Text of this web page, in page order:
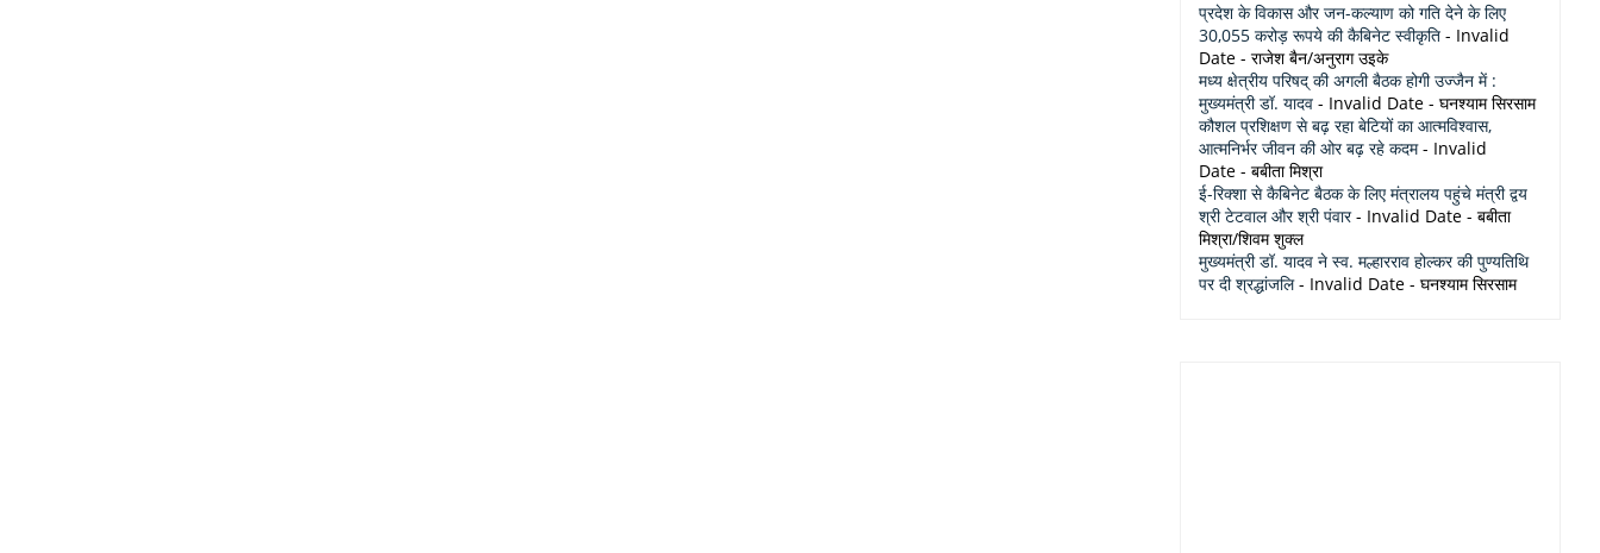
प्रदेश के विकास और जन-कल्याण को गति देने के लिए
30,055 करोड़ रूपये की कैबिनेट स्वीकृति - Invalid
Date - राजेश बैन/अनुराग उइके
मध्य क्षेत्रीय परिषद् की अगली बैठक होगी उज्जैन में :
मुख्यमंत्री डॉ. यादव - Invalid Date - घनश्याम सिरसाम
कौशल प्रशिक्षण से बढ़ रहा बेटियों का आत्मविश्वास,
आत्मनिर्भर जीवन की ओर बढ़ रहे कदम- Invalid
Date - बबीता मिश्रा
ई-रिक्शा से कैबिनेट बैठक के लिए मंत्रालय पहुंचे मंत्री द्वय
श्री टेटवाल और श्री पंवार- Invalid Date - बबीता
मिश्रा/शिवम शुक्ल
मुख्यमंत्री डॉ. यादव ने स्व. मल्हारराव होल्कर की पुण्यतिथि
पर दी श्रद्धांजलि- Invalid Date - घनश्याम सिरसाम